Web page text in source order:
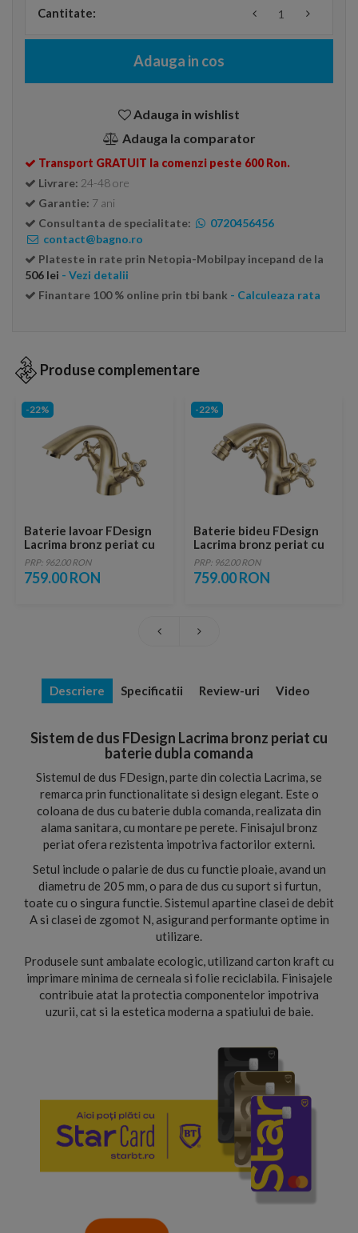
Cantitate:
Adauga in cos
Adauga in wishlist
Adauga la comparator
Transport GRATUIT la comenzi peste 600 Ron.
Livrare: 24-48 ore
Garantie: 7 ani
Consultanta de specialitate:
0720456456
contact@bagno.ro
Plateste in rate prin Netopia-Mobilpay incepand de la
506 lei - Vezi detalii
Finantare 100 % online prin tbi bank - Calculeaza rata
Produse complementare
-22%
Baterie lavoar FDesign
Lacrima bronz periat cu
ventil
PRP: 962.00 RON
759.00 RON
-22%
Baterie bideu FDesign
Lacrima bronz periat cu
ventil
PRP: 962.00 RON
759.00 RON
Descriere Specificatii Review-uri Video
Sistem de dus FDesign Lacrima bronz periat cu
baterie dubla comanda
Sistemul de dus FDesign, parte din colectia Lacrima, se
remarca prin functionalitate si design elegant. Este o
coloana de dus cu baterie dubla comanda, realizata din
alama sanitara, cu montare pe perete. Finisajul bronz
periat ofera rezistenta impotriva factorilor externi.
Setul include o palarie de dus cu functie ploaie, avand un
diametru de 205 mm, o para de dus cu suport si furtun,
toate cu o singura functie. Sistemul apartine clasei de debit
A si clasei de zgomot N, asigurand performante optime in
utilizare.
Produsele sunt ambalate ecologic, utilizand carton kraft cu
imprimare minima de cerneala si folie reciclabila. Finisajele
contribuie atat la protectia componentelor impotriva
uzurii, cat si la estetica moderna a spatiului de baie.